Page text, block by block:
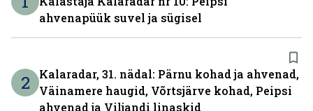
ahvenapüük suvel ja sügisel
2
Kalaradar, 31. nädal: Pärnu kohad ja ahvenad,
Väinamere haugid, Võrtsjärve kohad, Peipsi
ahvenad ja Viljandi linaskid